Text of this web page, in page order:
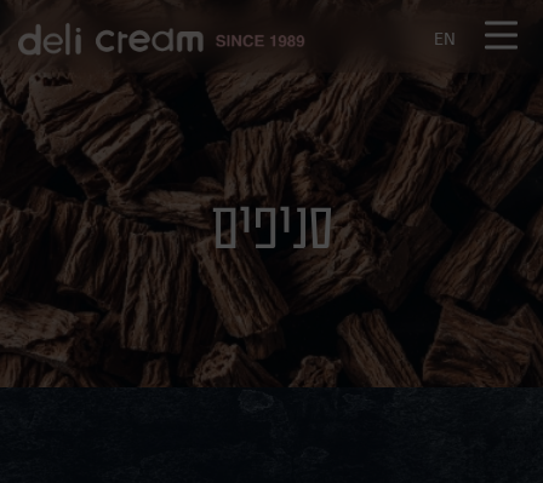
דלג לסרגל הניווט
דלג לתוכן
EN
סניפים